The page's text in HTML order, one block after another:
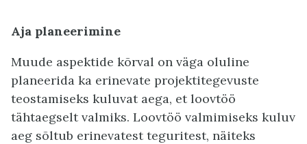
Aja planeerimine
Muude aspektide kõrval on väga oluline
planeerida ka erinevate projektitegevuste
teostamiseks kuluvat aega, et loovtöö
tähtaegselt valmiks. Loovtöö valmimiseks kuluv
aeg sõltub erinevatest teguritest, näiteks